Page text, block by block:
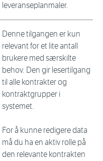
leveranseplanmaler.
Denne tilgangen er kun
relevant for et lite antall
brukere med særskilte
behov. Den gir lesertilgang
til alle kontrakter og
kontraktgrupper i
systemet.
For å kunne redigere data
må du ha en aktiv rolle på
den relevante kontrakten